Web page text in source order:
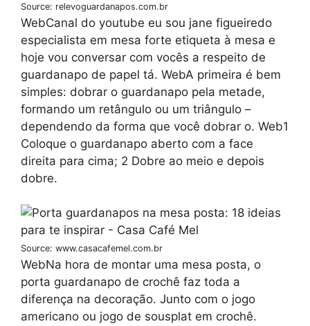
Source: relevoguardanapos.com.br
WebCanal do youtube eu sou jane figueiredo
especialista em mesa forte etiqueta à mesa e
hoje vou conversar com vocês a respeito de
guardanapo de papel tá. WebA primeira é bem
simples: dobrar o guardanapo pela metade,
formando um retângulo ou um triângulo –
dependendo da forma que você dobrar o. Web1
Coloque o guardanapo aberto com a face
direita para cima; 2 Dobre ao meio e depois
dobre.
Source: www.casacafemel.com.br
WebNa hora de montar uma mesa posta, o
porta guardanapo de crochê faz toda a
diferença na decoração. Junto com o jogo
americano ou jogo de sousplat em crochê.